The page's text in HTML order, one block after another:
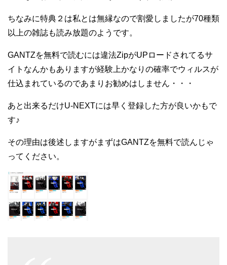
ちなみに特典２は私とは無縁なので割愛しましたが70種類
以上の雑誌も読み放題のようです。
GANTZを無料で読むには違法ZipがUPロードされてるサ
イトなんかもありますが経験上かなりの確率でウィルスが
仕込まれているのであまりお勧めはしません・・・
あと出来るだけU-NEXTには早く登録した方が良いかもで
す♪
その理由は後述しますがまずはGANTZを無料で読んじゃ
ってください。